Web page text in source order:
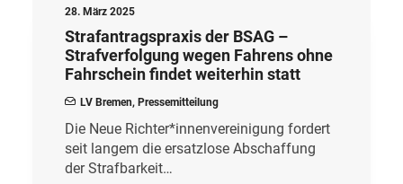
28. März 2025
Strafantragspraxis der BSAG –
Strafverfolgung wegen Fahrens ohne
Fahrschein findet weiterhin statt
LV Bremen, Pressemitteilung
Die Neue Richter*innenvereinigung fordert
seit langem die ersatzlose Abschaffung
der Strafbarkeit…